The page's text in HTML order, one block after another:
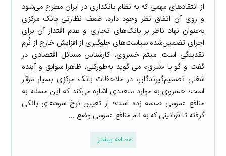
از انتقادهای مهمی که به نظام بانکداری در ایران مطرح می‌شود
و روی آن اتفاق نظر وجود دارد، ضعف نظارتی بانک مرکزی
به‌عنوان نهاد ناظر بر بانک‌های تجاری و عدم اقتدار آن برای
اجرای تضمین‌شده سیاست‌های جلوگیری از افزایش خارج از نُرم
نقدینگی است. میثم خسروی، کارشناس مسائل اقتصادی در
گفت و گو با «شرق» می گوید به‌طور‌کلی، ظاهرا سوابق و آینده
شغلی تصمیم‌گیرندگان، در ملاحظات بانک مرکزی بسیار مؤثر
است؛ خسروی به موارد متعددی اشاره می‌کند که این مسئله به
منافع عمومی صدمه زده است؛ از تعیین نرخ سودهای بانکی
گرفته تا قوانینی که به نام منافع عمومی وضع ...
مطالعه بیشتر